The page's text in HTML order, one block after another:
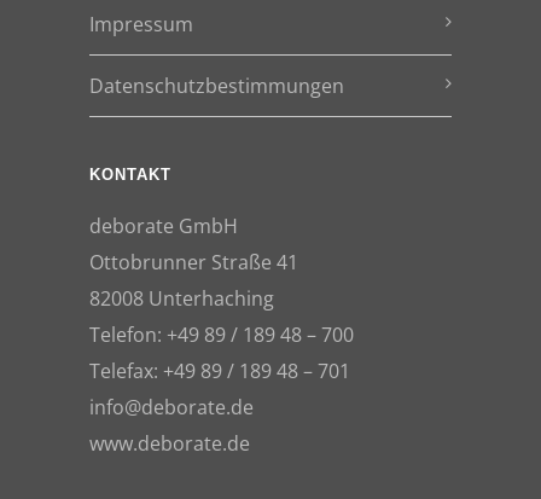
Impressum
Datenschutzbestimmungen
KONTAKT
deborate GmbH
Ottobrunner Straße 41
82008 Unterhaching
Telefon: +49 89 / 189 48 – 700
Telefax: +49 89 / 189 48 – 701
info@deborate.de
www.deborate.de